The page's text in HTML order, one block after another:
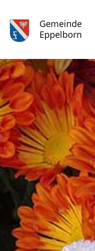
Gemeinde
Eppelborn